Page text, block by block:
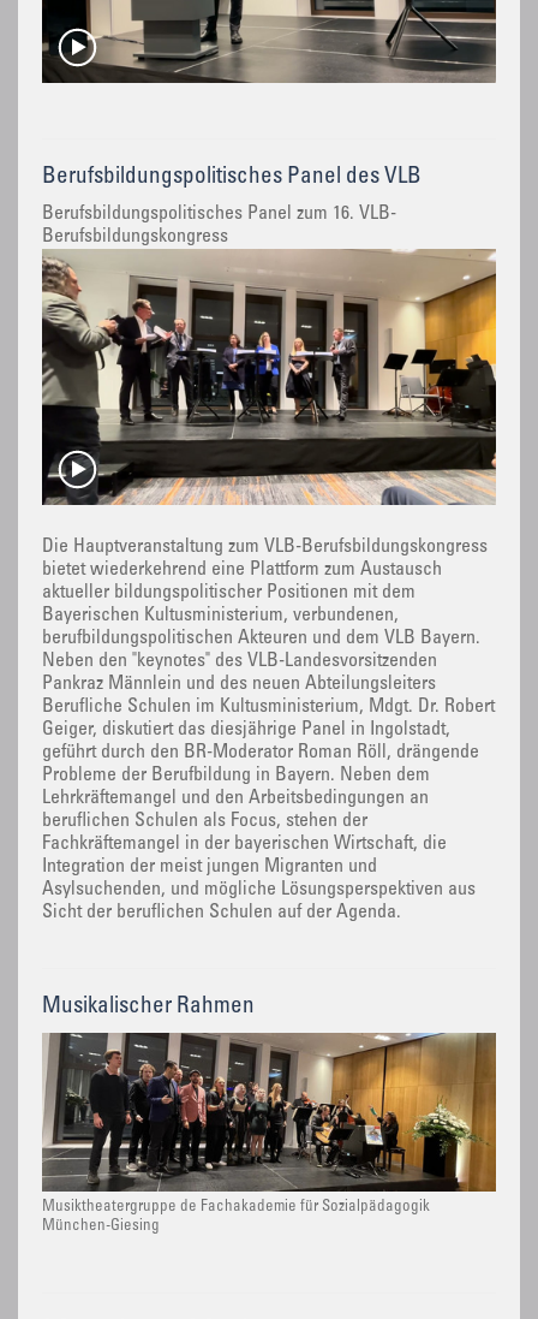
Berufsbildungspolitisches Panel des VLB
Berufsbildungspolitisches Panel zum 16. VLB-
Berufsbildungskongress
Die Hauptveranstaltung zum VLB-Berufsbildungskongress
bietet wiederkehrend eine Plattform zum Austausch
aktueller bildungspolitischer Positionen mit dem
Bayerischen Kultusministerium, verbundenen,
berufbildungspolitischen Akteuren und dem VLB Bayern.
Neben den "keynotes" des VLB-Landesvorsitzenden
Pankraz Männlein und des neuen Abteilungsleiters
Berufliche Schulen im Kultusministerium, Mdgt. Dr. Robert
Geiger, diskutiert das diesjährige Panel in Ingolstadt,
geführt durch den BR-Moderator Roman Röll, drängende
Probleme der Berufbildung in Bayern. Neben dem
Lehrkräftemangel und den Arbeitsbedingungen an
beruflichen Schulen als Focus, stehen der
Fachkräftemangel in der bayerischen Wirtschaft, die
Integration der meist jungen Migranten und
Asylsuchenden, und mögliche Lösungsperspektiven aus
Sicht der beruflichen Schulen auf der Agenda.
Musikalischer Rahmen
Musiktheatergruppe de Fachakademie für Sozialpädagogik
München-Giesing